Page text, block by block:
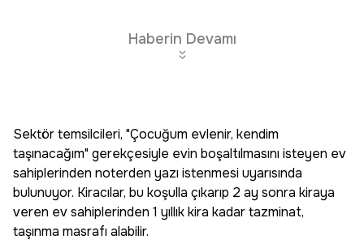
Haberin Devamı
Sektör temsilcileri, "Çocuğum evlenir, kendim
taşınacağım" gerekçesiyle evin boşaltılmasını isteyen ev
sahiplerinden noterden yazı istenmesi uyarısında
bulunuyor. Kiracılar, bu koşulla çıkarıp 2 ay sonra kiraya
veren ev sahiplerinden 1 yıllık kira kadar tazminat,
taşınma masrafı alabilir.